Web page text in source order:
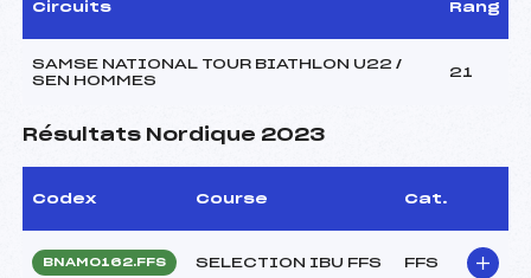
Circuits Rang
SAMSE NATIONAL TOUR BIATHLON U22 /
SEN HOMMES
21
Résultats Nordique 2023
Codex Course Cat.
BNAM0162.FFS SELECTION IBU FFS FFS